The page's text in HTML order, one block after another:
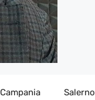
Campania Salerno